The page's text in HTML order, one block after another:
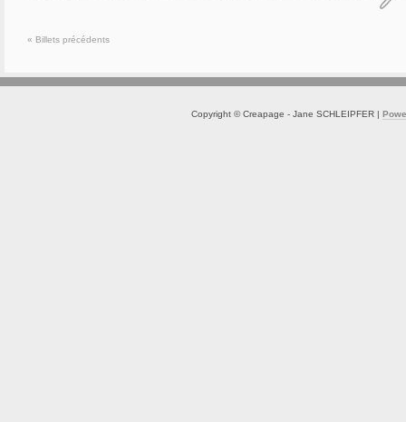
« Billets précédents
Copyright © Creapage - Jane SCHLEIPFER |